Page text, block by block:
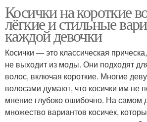
Косички на короткие
лёгкие и стильные
каждой девочки
Косички — это классическая
не выходит из моды. Они подходят
волос, включая короткие. Многие
волосами думают, что косички им не
мнение глубоко ошибочно. На самом
множество вариантов косичек,